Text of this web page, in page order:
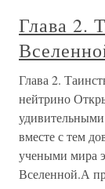
Глава 2.
Глава 2.
нейтрино
вместе с тем
учеными мира
Вселенной.А